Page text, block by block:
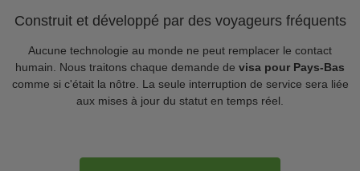
Construit et développé par des voyageurs fréquents
Aucune technologie au monde ne peut remplacer le contact
humain. Nous traitons chaque demande de visa pour Pays-Bas
comme si c'était la nôtre. La seule interruption de service sera liée
aux mises à jour du statut en temps réel.